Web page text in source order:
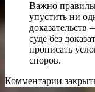
Важно
упустить ни
суде без
прописать
споров.
Комментарии